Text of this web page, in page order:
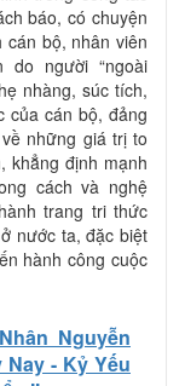
báo, có chuyện
bộ, nhân viên
do người “ngoài
nhàng, súc tích,
của cán bộ, đảng
những giá trị to
khẳng định mạnh
cách và nghệ
trang tri thức
nước ta, đặc biệt
hành công cuộc
Nguyễn
- Kỷ Yếu